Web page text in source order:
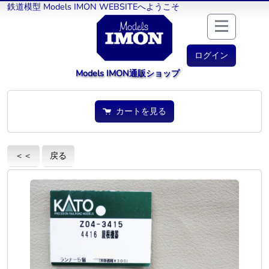
鉄道模型 Models IMON WEBSITEへようこそ
ログイン
Models IMON通販ショップ
カートを見る
＜＜ 戻る